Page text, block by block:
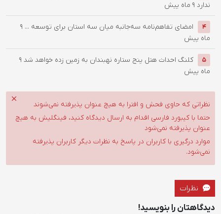
ندارد 9 ماه پیش
4 امضای تفاهم‌نامه سه‌جانبه میان سه استان برای توسعه ... 9
ماه پیش
5 کلنگ احداث هتل پنج ستاره نهبندان به زمین زده خواهد شد 9
ماه پیش
نظراتی که حاوی فحش و افترا به هیچ عنوان پذیرفته نمی‌شوند
حتما با کیبورد فارسی اقدام به ارسال دیدگاه کنید، فینگلیش به هیچ
عنوان پذیرفته نمی‌شود
موارد درگیری با کاربران در پاسخ به نظرات دیگر کاربران پذیرفته
نمی‌شود.
نظرات
دیدگاهتان را بنویسید!